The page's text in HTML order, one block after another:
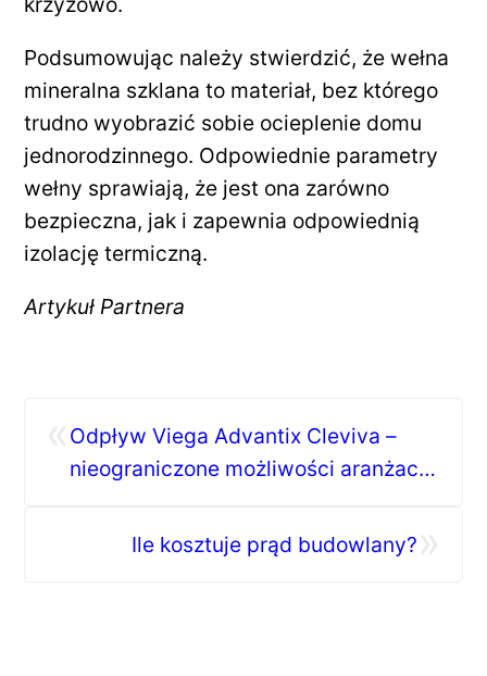
Podsumowując należy stwierdzić, że wełna
mineralna szklana to materiał, bez którego
trudno wyobrazić sobie ocieplenie domu
jednorodzinnego. Odpowiednie parametry
wełny sprawiają, że jest ona zarówno
bezpieczna, jak i zapewnia odpowiednią
izolację termiczną.
Artykuł Partnera
Odpływ Viega Advantix Cleviva –
nieograniczone możliwości aranżacji
Ile kosztuje prąd budowlany?